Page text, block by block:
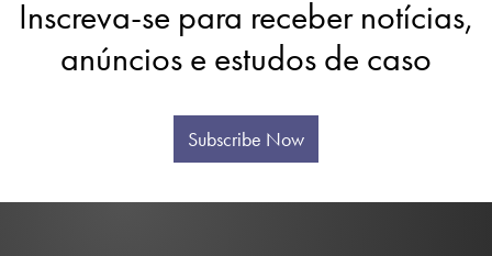
Inscreva-se para receber notícias,
anúncios e estudos de caso
Subscribe Now